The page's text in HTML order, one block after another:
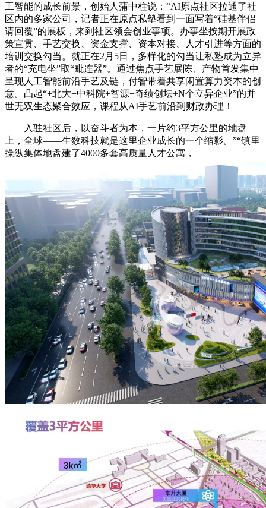
工智能的成长前景，创始人蒲中柱说：“AI原点社区拉通了社
区内的多家公司，记者正在原点私塾看到一面写着“硅基伴侣
请回覆”的展板，来到社区领会创业事项。办事坐按期开展政
策宣贯、手艺交换、资金支撑、资本对接、人才引进等方面的
培训交换勾当。就正在2月5日，多样化的勾当让私塾成为立异
者的“充电坐”取“毗连器”。通过焦点手艺展陈、产物首发集中
呈现人工智能前沿手艺及链，付智带着共享闲置算力资本的创
意。凸起“+北大+中科院+智源+奇绩创坛+N个立异企业”的并
世无双生态聚合效应，课程从AI手艺前沿到财政办理！
入驻社区后，以奋斗者为本，一片约3平方公里的地盘
上，全球——生数科技就是这里企业成长的一个缩影。”“镇里
操纵集体地盘建了4000多套高质量人才公寓，